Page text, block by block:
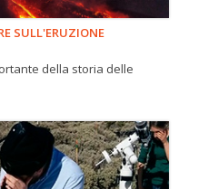
SULL'ERUZIONE
della storia delle